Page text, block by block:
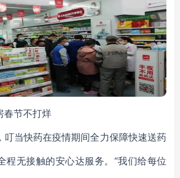
春节不打烊
叮当快药在疫情期间全力保障快速送药
程无接触的安心达服务。“我们给每位